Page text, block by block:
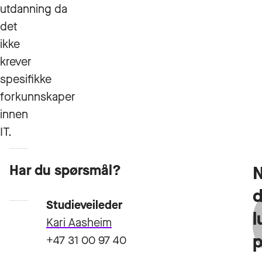
utdanning da
det
ikke
krever
spesifikke
forkunnskaper
innen
IT.
Opptakskrav
Har du spørsmål?
Studieveileder
Kari Aasheim
+47 31 00 97 40